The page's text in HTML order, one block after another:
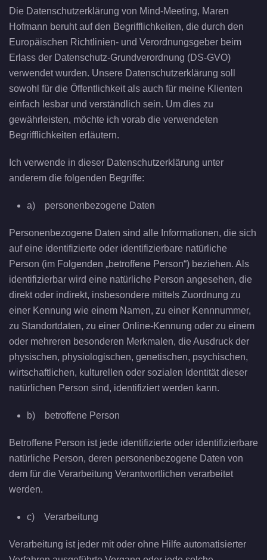
Die Datenschutzerklärung von Mind-Meeting, Maren
Hofmann beruht auf den Begrifflichkeiten, die durch den
Europäischen Richtlinien- und Verordnungsgeber beim
Erlass der Datenschutz-Grundverordnung (DS-GVO)
verwendet wurden. Unsere Datenschutzerklärung soll
sowohl für die Öffentlichkeit als auch für meine Klienten
einfach lesbar und verständlich sein. Um dies zu
gewährleisten, möchte ich vorab die verwendeten
Begrifflichkeiten erläutern.
Ich verwende in dieser Datenschutzerklärung unter
anderem die folgenden Begriffe:
a) personenbezogene Daten
Personenbezogene Daten sind alle Informationen, die sich
auf eine identifizierte oder identifizierbare natürliche
Person (im Folgenden „betroffene Person“) beziehen. Als
identifizierbar wird eine natürliche Person angesehen, die
direkt oder indirekt, insbesondere mittels Zuordnung zu
einer Kennung wie einem Namen, zu einer Kennnummer,
zu Standortdaten, zu einer Online-Kennung oder zu einem
oder mehreren besonderen Merkmalen, die Ausdruck der
physischen, physiologischen, genetischen, psychischen,
wirtschaftlichen, kulturellen oder sozialen Identität dieser
natürlichen Person sind, identifiziert werden kann.
b) betroffene Person
Betroffene Person ist jede identifizierte oder identifizierbare
natürliche Person, deren personenbezogene Daten von
dem für die Verarbeitung Verantwortlichen verarbeitet
werden.
c) Verarbeitung
Verarbeitung ist jeder mit oder ohne Hilfe automatisierter